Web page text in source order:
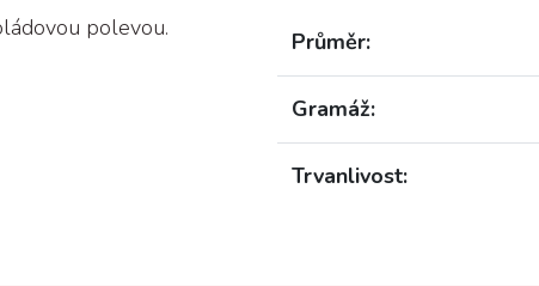
polevou. Průměr:
Gramáž:
Trvanlivost: